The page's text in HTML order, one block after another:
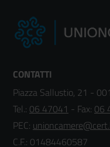
CONTATTI
Piazza Sallustio, 21 -
Tel.: 06 47041 - Fax: 06
PEC:
C.F.: 01484460587